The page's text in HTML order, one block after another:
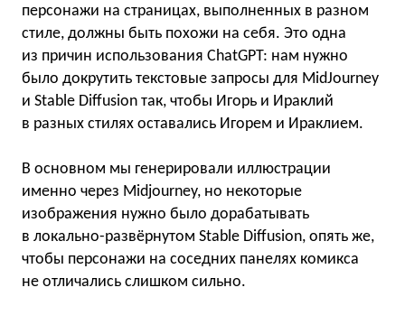
персонажи на страницах, выполненных в разном
стиле, должны быть похожи на себя. Это одна
из причин использования ChatGPT: нам нужно
было докрутить текстовые запросы для MidJourney
и Stable Diffusion так, чтобы Игорь и Ираклий
в разных стилях оставались Игорем и Ираклием.
В основном мы генерировали иллюстрации
именно через Midjourney, но некоторые
изображения нужно было дорабатывать
в локально-развёрнутом Stable Diffusion, опять же,
чтобы персонажи на соседних панелях комикса
не отличались слишком сильно.